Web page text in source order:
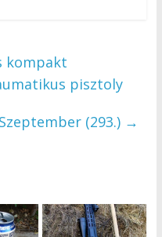
kompakt
pisztoly
(293.) →